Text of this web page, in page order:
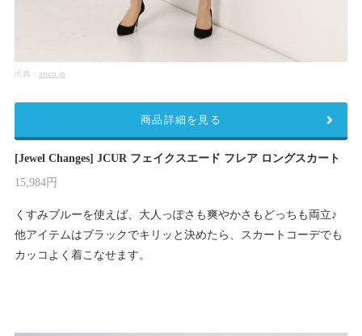
出典： zozo.jp
[Jewel Changes] JCUR フェイクスエード フレア ロングスカート
15,984円
くすみブルーを使えば、大人っぽさも爽やかさもどっちも両立♪
他アイテムはブラックでキリッと決めたら、スカートコーデでも
カッコよく着こなせます。
商品詳細を見る